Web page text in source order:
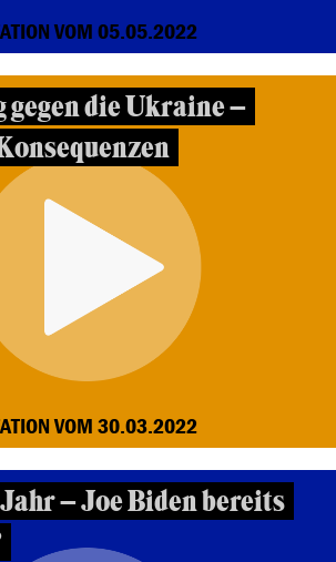
VOM 05.05.2022
die Ukraine –
VOM 30.03.2022
– Joe Biden bereits